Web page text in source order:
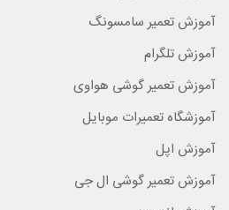
آموزش تعمیر سامسونگ
آموزش تلگرام
آموزش تعمیر گوشی هواوی
آموزشگاه تعمیرات موبایل
آموزش اپل
آموزش تعمیر گوشی ال جی